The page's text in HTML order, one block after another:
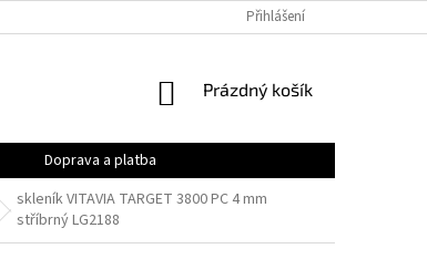
VRÁCENÍ ZBOŽÍ A
Přihlášení
NÁKUPNÍ
Prázdný košík
Doprava a platba
skleník VITAVIA TARGET 3800 PC 4 mm
stříbrný LG2188